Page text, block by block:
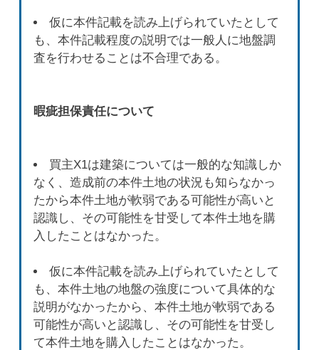
仮に本件記載を読み上げられていたとして
も、本件記載程度の説明では一般人に地盤調
査を行わせることは不合理である。
暇疵担保責任について
買主X1は建築については一般的な知識しか
なく、造成前の本件土地の状況も知らなかっ
たから本件土地が軟弱である可能性が高いと
認識し、その可能性を甘受して本件土地を購
入したことはなかった。
仮に本件記載を読み上げられていたとして
も、本件土地の地盤の強度について具体的な
説明がなかったから、本件土地が軟弱である
可能性が高いと認識し、その可能性を甘受し
て本件土地を購入したことはなかった。